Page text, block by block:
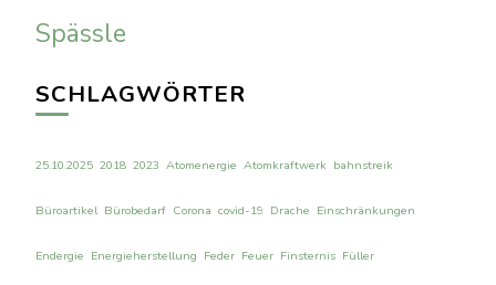
Spässle
SCHLAGWÖRTER
25.10.2025 2018 2023 Atomenergie Atomkraftwerk bahnstreik
Büroartikel Bürobedarf Corona covid-19 Drache Einschränkungen
Endergie Energieherstellung Feder Feuer Finsternis Füller